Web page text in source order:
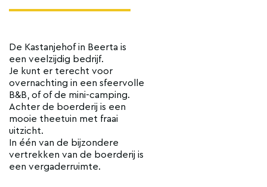
De Kastanjehof in Beerta is
een veelzijdig bedrijf.
Je kunt er terecht voor
overnachting in een sfeervolle
B&B, of of de mini-camping.
Achter de boerderij is een
mooie theetuin met fraai
uitzicht.
In één van de bijzondere
vertrekken van de boerderij is
een vergaderruimte.